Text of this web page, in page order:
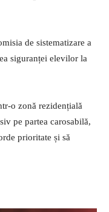
de sistematizare a
siguranței elevilor la
o zonă rezidențială
pe partea carosabilă,
prioritate și să